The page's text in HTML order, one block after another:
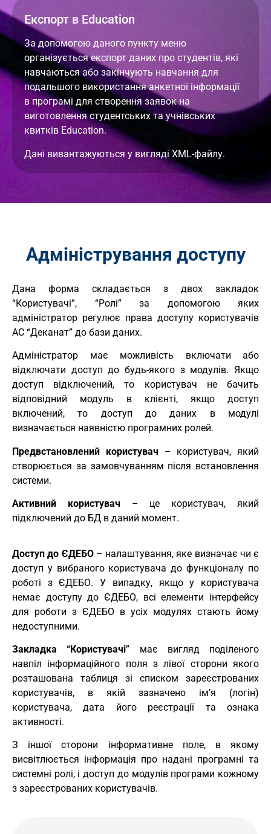
Експорт в Education
За допомогою даного пункту меню
організується експорт даних про студентів, які
навчаються або закінчують навчання для
подальшого використання анкетної інформації
в програмі для створення заявок на
виготовлення студентських та учнівських
квитків Education.
Дані вивантажуються у вигляді XML-файлу.
Адміністрування доступу
Дана форма складається з двох закладок
“Користувачі”, “Ролі” за допомогою яких
адміністратор регулює права доступу користувачів
АС “Деканат” до бази даних.
Адміністратор має можливість включати або
відключати доступ до будь-якого з модулів. Якщо
доступ відключений, то користувач не бачить
відповідний модуль в клієнті, якщо доступ
включений, то доступ до даних в модулі
визначається наявністю програмних ролей.
Предвстановлений користувач – користувач, який
створюється за замовчуванням після встановлення
системи.
Активний користувач – це користувач, який
підключений до БД в даний момент.
Доступ до ЄДЕБО– налаштування, яке визначає чи є
доступ у вибраного користувача до функціоналу по
роботі з ЄДЕБО. У випадку, якщо у користувача
немає доступу до ЄДЕБО, всі елементи інтерфейсу
для роботи з ЄДЕБО в усіх модулях стають йому
недоступними.
Закладка “Користувачі” має вигляд поділеного
навпіл інформаційного поля з лівої сторони якого
розташована таблиця зі списком зареєстрованих
користувачів, в якій зазначено ім’я (логін)
користувача, дата його реєстрації та ознака
активності.
З іншої сторони інформативне поле, в якому
висвітлюється інформація про надані програмні та
системні ролі, і доступ до модулів програми кожному
з зареєстрованих користувачів.